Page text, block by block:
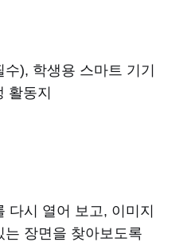
), 학생용 스마트 기기
활동지
다시 열어 보고, 이미지
장면을 찾아보도록